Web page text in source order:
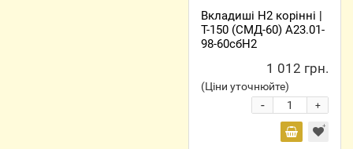
Вкладиші Н2 корінні |
Т-150 (СМД-60) А23.01-
98-60сбН2
1 012 грн.
(Ціни уточнюйте)
+
-